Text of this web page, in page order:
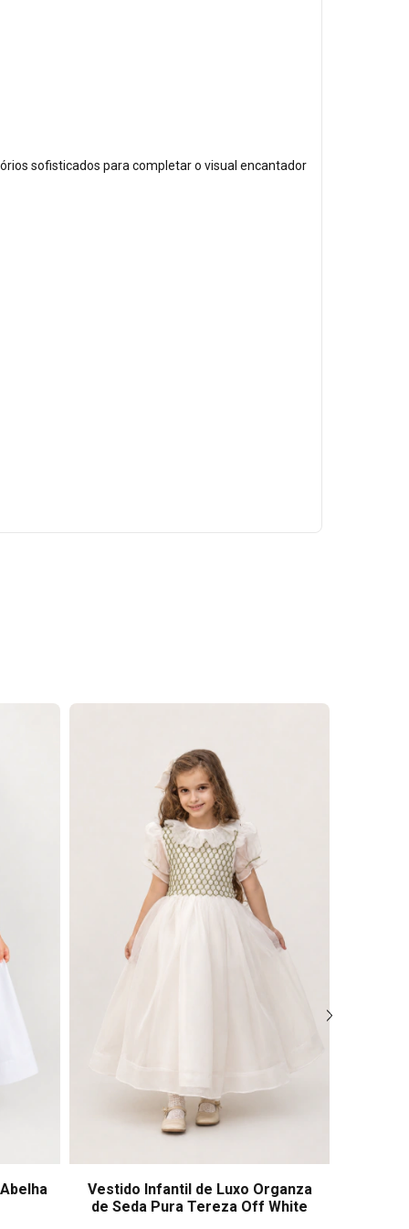
sofisticados para completar o visual encantador
Vestido Infantil de Luxo Organza
de Seda Pura Tereza Off White